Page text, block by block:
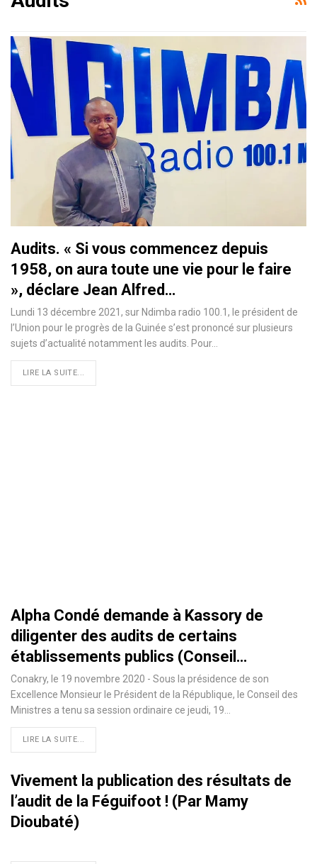
Audits. « Si vous commencez depuis
1958, on aura toute une vie pour le faire
», déclare Jean Alfred…
Lundi 13 décembre 2021, sur Ndimba radio 100.1, le président de
l’Union pour le progrès de la Guinée s’est prononcé sur plusieurs
sujets d’actualité notamment les audits. Pour…
LIRE LA SUITE...
Alpha Condé demande à Kassory de
diligenter des audits de certains
établissements publics (Conseil…
Conakry, le 19 novembre 2020 - Sous la présidence de son
Excellence Monsieur le Président de la République, le Conseil des
Ministres a tenu sa session ordinaire ce jeudi, 19…
LIRE LA SUITE...
Vivement la publication des résultats de
l’audit de la Féguifoot ! (Par Mamy
Dioubaté)